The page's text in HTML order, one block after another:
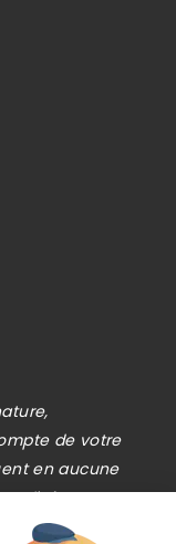
de votre
en aucune
en vue
peuvent être